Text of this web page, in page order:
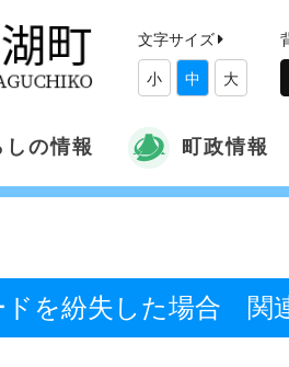
文字サイズ
小 中 大
しの情報 町政情報
ドを紛失した場合 関